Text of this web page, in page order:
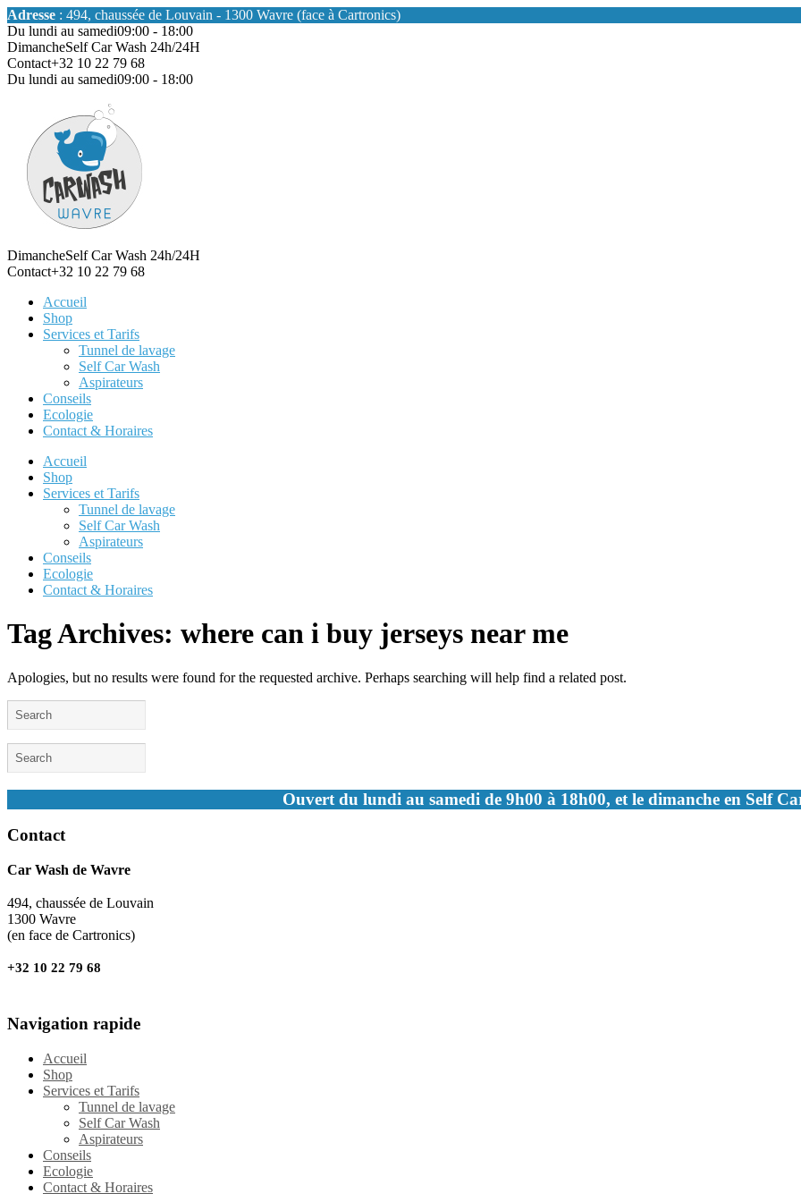
Adresse : 494, chaussée de Louvain - 1300 Wavre (face à Cartronics)
Du lundi au samedi09:00 - 18:00
DimancheSelf Car Wash 24h/24H
Contact+32 10 22 79 68
Du lundi au samedi09:00 - 18:00
DimancheSelf Car Wash 24h/24H
Contact+32 10 22 79 68
Accueil
Shop
Services et Tarifs
Tunnel de lavage
Self Car Wash
Aspirateurs
Conseils
Ecologie
Contact & Horaires
Accueil
Shop
Services et Tarifs
Tunnel de lavage
Self Car Wash
Aspirateurs
Conseils
Ecologie
Contact & Horaires
Tag Archives: where can i buy jerseys near me
Apologies, but no results were found for the requested archive. Perhaps searching will help find a related post.
Ouvert du lundi au samedi de 9h00 à 18h00, et le dimanche en Self
Contact
Car Wash de Wavre
494, chaussée de Louvain
1300 Wavre
(en face de Cartronics)
+32 10 22 79 68
Navigation rapide
Accueil
Shop
Services et Tarifs
Tunnel de lavage
Self Car Wash
Aspirateurs
Conseils
Ecologie
Contact & Horaires